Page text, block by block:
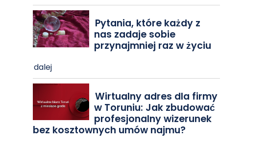
Pytania, które każdy z
nas zadaje sobie
przynajmniej raz w życiu
dalej
Wirtualny adres dla firmy
w Toruniu: Jak zbudować
profesjonalny wizerunek
bez kosztownych umów najmu?